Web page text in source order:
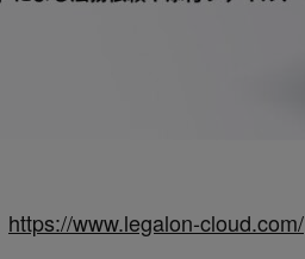
https://www.legalon-cloud.com/